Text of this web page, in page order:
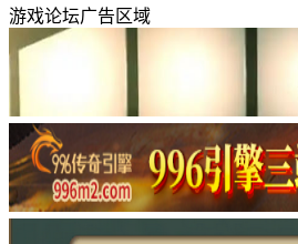
游戏论坛广告区域